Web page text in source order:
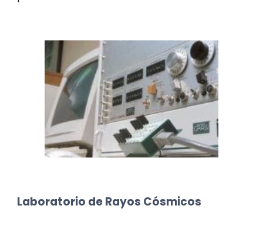
Laboratorio de Rayos Cósmicos